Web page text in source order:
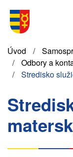
hlavný
Omrvinka
Úvod
Odbory a
Stredisko